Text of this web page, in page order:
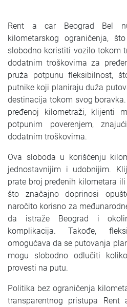
SRPSKI
СРПСКИ
ENGLISH
Rent a car Beograd Bel
kilometarskog ograničenja,
slobodno koristiti vozilo tokom
dodatnim troškovima za
pruža potpunu fleksibilnost,
putnike koji planiraju duža
destinacija tokom svog
pređenoj kilometraži, klijenti
potpunim poverenjem,
dodatnim troškovima.
Ova sloboda u korišćenju
jednostavnijim i udobnijim.
prate broj pređenih kilometara
što značajno doprinosi
naročito korisno za
da istraže Beograd i
komplikacija. Takođe,
omogućava da se putovanja
mogu slobodno odlučiti
provesti na putu.
Politika bez ograničenja
transparentnog pristupa